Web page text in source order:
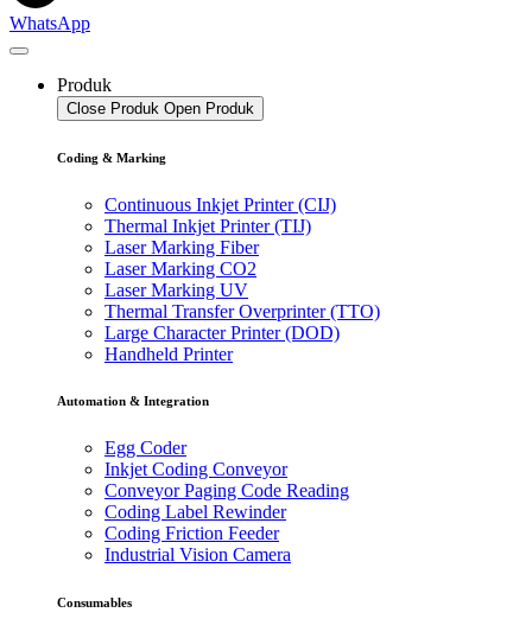
WhatsApp
Produk
Close Produk Open Produk
Coding & Marking
Continuous Inkjet Printer (CIJ)
Thermal Inkjet Printer (TIJ)
Laser Marking Fiber
Laser Marking CO2
Laser Marking UV
Thermal Transfer Overprinter (TTO)
Large Character Printer (DOD)
Handheld Printer
Automation & Integration
Egg Coder
Inkjet Coding Conveyor
Conveyor Paging Code Reading
Coding Label Rewinder
Coding Friction Feeder
Industrial Vision Camera
Consumables